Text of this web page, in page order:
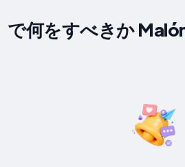
で何をすべきか